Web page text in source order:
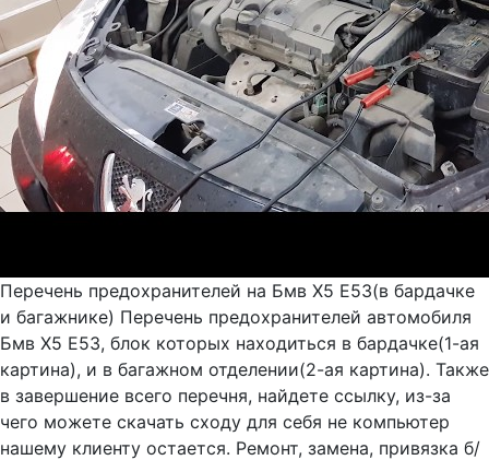
Перечень предохранителей на Бмв X5 Е53(в бардачке
и багажнике) Перечень предохранителей автомобиля
Бмв X5 Е53, блок которых находиться в бардачке(1-ая
картина), и в багажном отделении(2-ая картина). Также
в завершение всего перечня, найдете ссылку, из-за
чего можете скачать сходу для себя не компьютер
нашему клиенту остается. Ремонт, замена, привязка б/